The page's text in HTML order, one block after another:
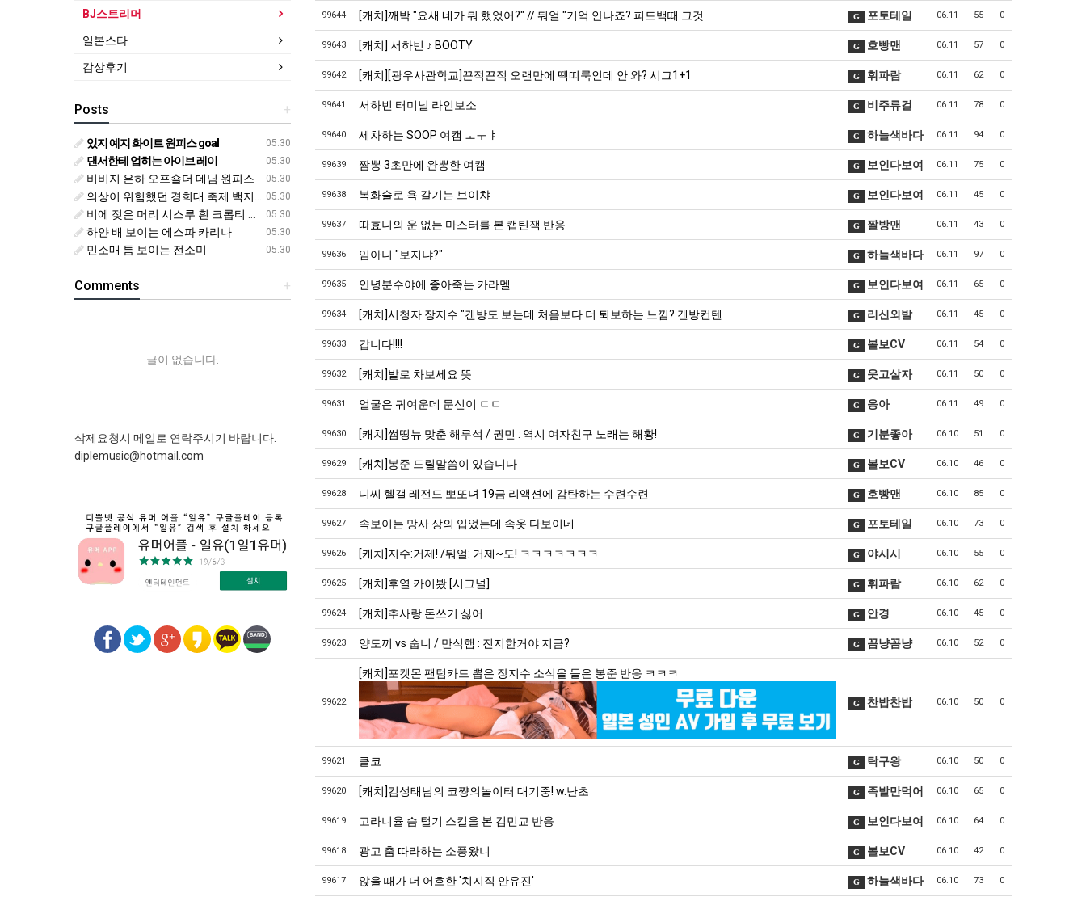
99644 [캐치]깨박 "요새 네가 뭐 했었어?" // 둬얼 "기억 안나죠? 피드백때 그것 G 포토테일 06.11 55 0
99643 [캐치] 서하빈 ♪ BOOTY G 호빵맨 06.11 57 0
99642 [캐치][광우사관학교]끈적끈적 오랜만에 떽띠룩인데 안 와? 시그1+1 G 휘파람 06.11 62 0
99641 서하빈 터미널 라인보소 G 비주류걸 06.11 78 0
99640 세차하는 SOOP 여캠 ㅗㅜㅑ G 하늘색바다 06.11 94 0
99639 짬뽕 3초만에 완뽕한 여캠 G 보인다보여 06.11 75 0
99638 복화술로 욕 갈기는 브이챠 G 보인다보여 06.11 45 0
99637 따효니의 운 없는 마스터를 본 캡틴잭 반응 G 짤방맨 06.11 43 0
99636 임아니 "보지냐?" G 하늘색바다 06.11 97 0
99635 안녕분수야에 좋아죽는 카라멜 G 보인다보여 06.11 65 0
99634 [캐치]시청자 장지수 "갠방도 보는데 처음보다 더 퇴보하는 느낌? 갠방컨텐 G 리신외발 06.11 45 0
99633 갑니다!!!! G 볼보CV 06.11 54 0
99632 [캐치]발로 차보세요 뜻 G 웃고살자 06.11 50 0
99631 얼굴은 귀여운데 문신이 ㄷㄷ G 응아 06.11 49 0
99630 [캐치]썸띵뉴 맞춘 해루석 / 권민 : 역시 여자친구 노래는 해황! G 기분좋아 06.10 51 0
99629 [캐치]봉준 드릴말씀이 있습니다 G 볼보CV 06.10 46 0
99628 디씨 헬갤 레전드 뽀또녀 19금 리액션에 감탄하는 수련수련 G 호빵맨 06.10 85 0
99627 속보이는 망사 상의 입었는데 속옷 다보이네 G 포토테일 06.10 73 0
99626 [캐치]지수:거제! /둬얼: 거제~도! ㅋㅋㅋㅋㅋㅋㅋ G 야시시 06.10 55 0
99625 [캐치]후열 카이봤 [시그널] G 휘파람 06.10 62 0
99624 [캐치]추사랑 돈쓰기 싫어 G 안경 06.10 45 0
99623 양도끼 vs 숩니 / 만식햄 : 진지한거야 지금? G 꼼냥꼼냥 06.10 52 0
99622
[캐치]포켓몬 팬텀카드 뽑은 장지수 소식을 들은 봉준 반응 ㅋㅋㅋ
G 찬밥찬밥 06.10 50 0
99621 클코 G 탁구왕 06.10 50 0
99620 [캐치]킴성태님의 코쨩의놀이터 대기중! w.난초 G 족발만먹어 06.10 65 0
99619 고라니율 슴 털기 스킬을 본 김민교 반응 G 보인다보여 06.10 64 0
99618 광고 춤 따라하는 소풍왔니 G 볼보CV 06.10 42 0
99617 앉을 때가 더 어흐한 '치지직 안유진' G 하늘색바다 06.10 73 0
BJ스트리머
일본스타
감상후기
+
Posts
05.30
있지 예지 화이트 원피스 goal
05.30
댄서한테 업히는 아이브 레이
05.30
비비지 은하 오프숄더 데님 원피스
05.30
의상이 위험했던 경희대 축제 백지헌
05.30
비에 젖은 머리 시스루 흰 크롭티 에스파 닝닝
05.30
하얀 배 보이는 에스파 카리나
05.30
민소매 틈 보이는 전소미
+
Comments
글이 없습니다.
삭제요청시 메일로 연락주시기 바랍니다.
diplemusic@hotmail.com